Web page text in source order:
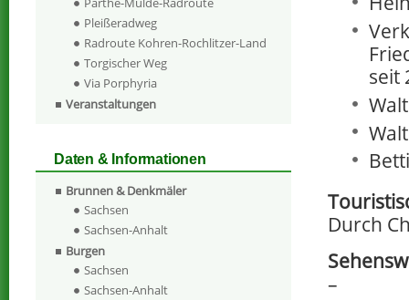
seit
Durch
–
Pleißeradweg
Radroute Kohren-Rochlitzer-Land
Torgischer Weg
Via Porphyria
Veranstaltungen
Daten & Informationen
Brunnen & Denkmäler
Sachsen
Sachsen-Anhalt
Burgen
Sachsen
Sachsen-Anhalt